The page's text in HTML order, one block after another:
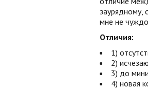
заурядному,
мне не
Отличия:
1)
2)
3) до
4) новая